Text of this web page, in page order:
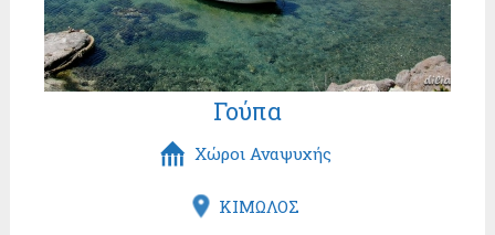
Γούπα
Χώροι Αναψυχής
ΚΙΜΩΛΟΣ